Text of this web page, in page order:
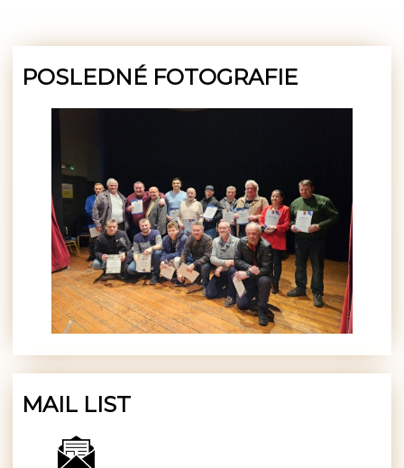
POSLEDNÉ FOTOGRAFIE
MAIL LIST